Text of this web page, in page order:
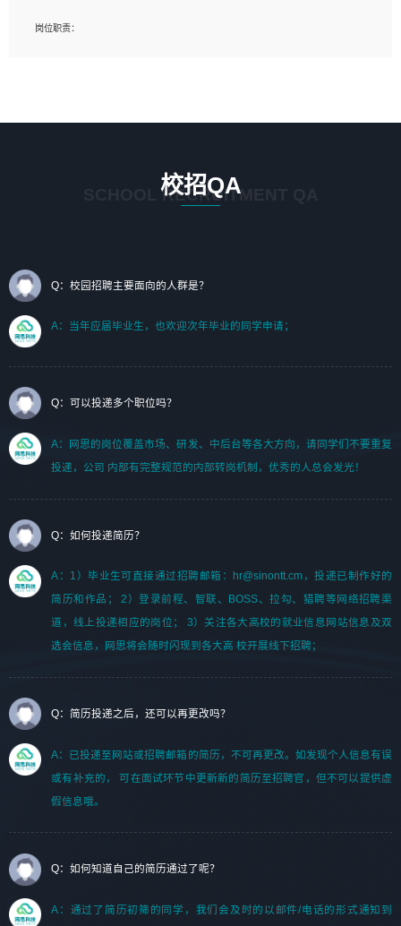
1、艺术设计类相关专业；（其中需求分析顾问不限专业）
岗位职责：
2. 熟悉 前端常用框架, 能独立完成设计给予的 UI 效果;
3. 有良好的代码习惯, 低级错误出现频率低;
7. 了解或熟悉 WebGL 及相关框架优先。
（岗位人员专职于行业应用解决方案、项目申报方案、投标方案的策划编写）
校招QA
SCHOOL RECRUITMENT QA
Q：校园招聘主要面向的人群是？
A：当年应届毕业生，也欢迎次年毕业的同学申请；
Q：可以投递多个职位吗？
A：网思的岗位覆盖市场、研发、中后台等各大方向，请同学们不要重复
投递，公司 内部有完整规范的内部转岗机制，优秀的人总会发光！
Q：如何投递简历？
A：1）毕业生可直接通过招聘邮箱：hr@sinontt.cm，投递已制作好的
简历和作品； 2）登录前程、智联、BOSS、拉勾、猎聘等网络招聘渠
道，线上投递相应的岗位； 3）关注各大高校的就业信息网站信息及双
选会信息，网思将会随时闪现到各大高 校开展线下招聘；
Q：简历投递之后，还可以再更改吗？
A：已投递至网站或招聘邮箱的简历，不可再更改。如发现个人信息有误
或有补充的， 可在面试环节中更新新的简历至招聘官，但不可以提供虚
假信息哦。
Q：如何知道自己的简历通过了呢？
A：通过了简历初筛的同学，我们会及时的以邮件/电话的形式通知到